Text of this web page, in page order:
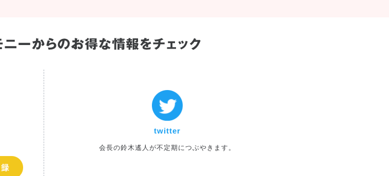
twitter
会長の鈴木遙人が不定期につぶやきます。